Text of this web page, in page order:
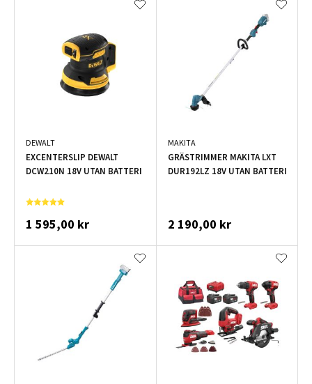
DEWALT
EXCENTERSLIP DEWALT
DCW210N 18V UTAN BATTERI
1 595,00 kr
MAKITA
GRÄSTRIMMER MAKITA LXT
DUR192LZ 18V UTAN BATTERI
2 190,00 kr